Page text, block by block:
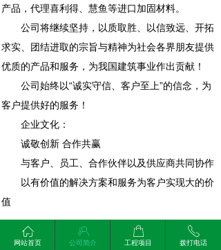
产品，代理喜利得、慧鱼等进口加固材料。
公司将继续坚持，以质取胜、以信致远、开拓
求实、团结进取的宗旨与精神为社会各界朋友提供
优质的产品和服务，为我国建筑事业作出贡献！
公司始终以“诚实守信、客户至上”的信念，为
客户提供好的服务！
企业文化：
诚敬创新 合作共赢
与客户、员工、合作伙伴以及供应商共同协作
以有价值的解决方案和服务为客户实现大的价
值
ꀇ
网站首页
ꁘ
公司简介
ꂆ
工程项目
ꂅ
拨打电话